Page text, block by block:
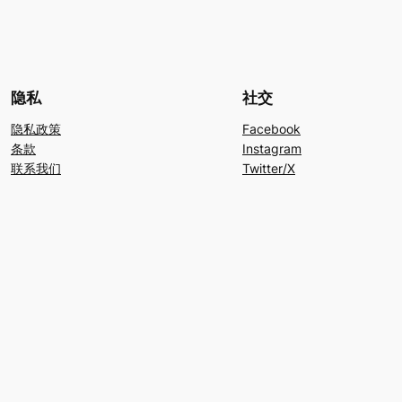
隐私
隐私政策
条款
联系我们
社交
Facebook
Instagram
Twitter/X